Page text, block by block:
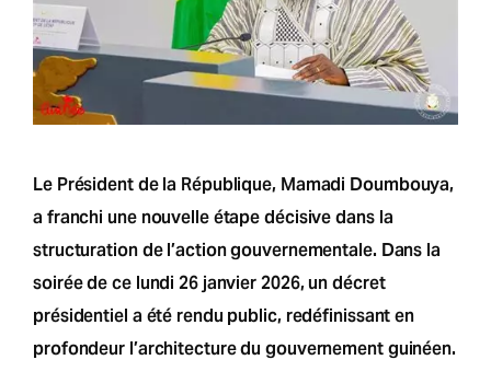
Le Président de la République, Mamadi Doumbouya,
a franchi une nouvelle étape décisive dans la
structuration de l’action gouvernementale. Dans la
soirée de ce lundi 26 janvier 2026, un décret
présidentiel a été rendu public, redéfinissant en
profondeur l’architecture du gouvernement guinéen.